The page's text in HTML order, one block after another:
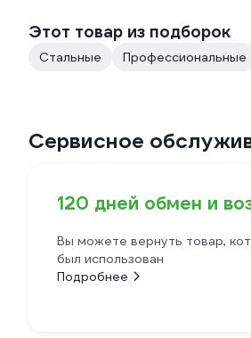
Этот товар из подборок
Стальные Профессиональные
Сервисное
120 дней обмен и
Вы можете вернуть товар,
был использован
Подробнее